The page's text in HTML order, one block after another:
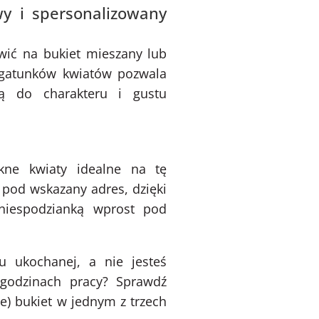
i spersonalizowany
na bukiet mieszany lub
kwiatów pozwala
do charakteru i gustu
kwiaty idealne na tę
wskazany adres, dzięki
wprost pod
ukochanej, a nie jesteś
pracy? Sprawdź
bukiet w jednym z trzech